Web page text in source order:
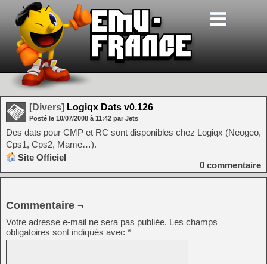
[Divers] Logiqx Dats v0.126
Posté le 10/07/2008 à 11:42 par Jets
Des dats pour CMP et RC sont disponibles chez Logiqx (Neogeo,
Cps1, Cps2, Mame…).
Site Officiel
0 commentaire
Commentaire ¬
Votre adresse e-mail ne sera pas publiée. Les champs
obligatoires sont indiqués avec *